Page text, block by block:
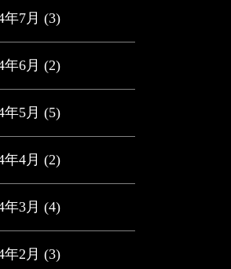
年7月 (3)
年6月 (2)
年5月 (5)
年4月 (2)
年3月 (4)
年2月 (3)